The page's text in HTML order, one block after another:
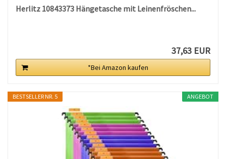
Herlitz 10843373 Hängetasche mit Leinenfröschen...
37,63 EUR
*Bei Amazon kaufen
ANGEBOT
BESTSELLER NR. 5